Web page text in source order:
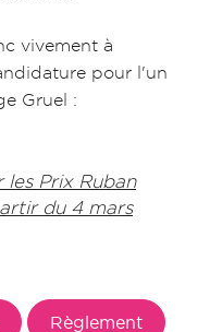
vivement à
pour l'un
Gruel :
Prix Ruban
du 4 mars
Règlement